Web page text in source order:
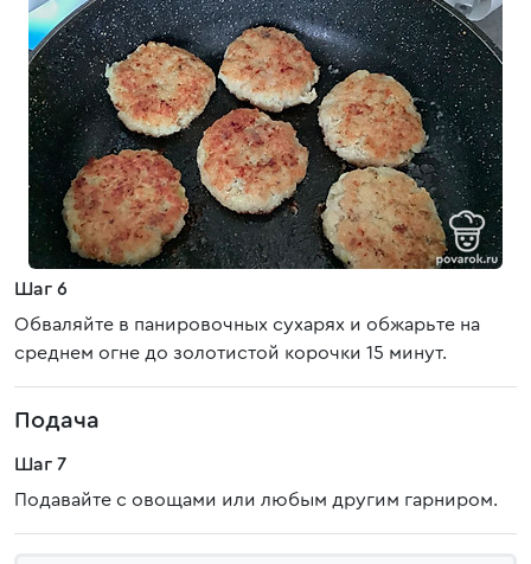
Шаг 6
Обваляйте в панировочных сухарях и обжарьте на
среднем огне до золотистой корочки 15 минут.
Подача
Шаг 7
Подавайте с овощами или любым другим гарниром.